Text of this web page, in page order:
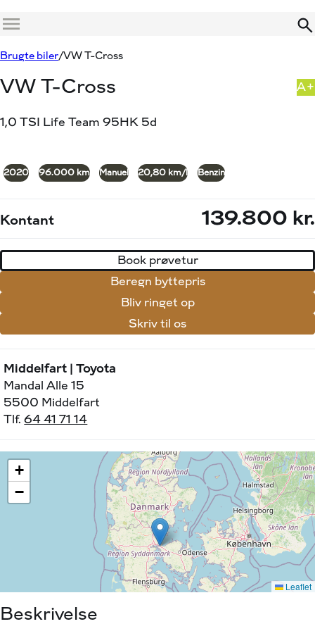
Menu
Brugte biler VW T-Cross
VW T-Cross
1,0 TSI Life Team 95HK 5d
A+
2020 96.000 km Manuel 20,80 km/l Benzin
Kontant 139.800 kr.
Book prøvetur
Beregn byttepris
Bliv ringet op
Skriv til os
Middelfart | Toyota
Mandal Alle 15
5500 Middelfart
Tlf.64 41 71 14
Beskrivelse